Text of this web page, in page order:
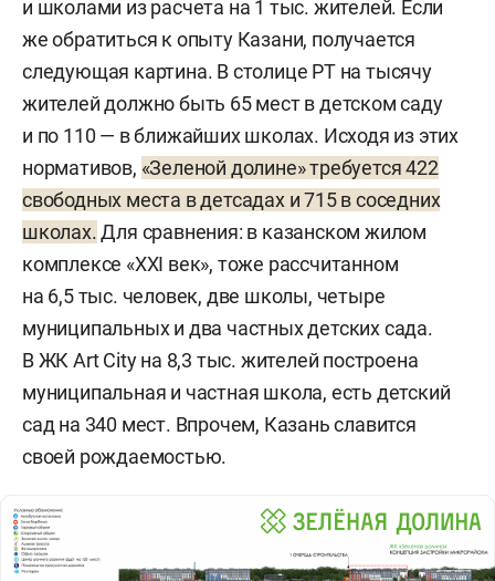
и школами из расчета на 1 тыс. жителей. Если
же обратиться к опыту Казани, получается
следующая картина. В столице РТ на тысячу
жителей должно быть 65 мест в детском саду
и по 110 — в ближайших школах. Исходя из этих
нормативов, «Зеленой долине» требуется 422
свободных места в детсадах и 715 в соседних
школах.Для сравнения: в казанском жилом
комплексе «XXI век», тоже рассчитанном
на 6,5 тыс. человек, две школы, четыре
муниципальных и два частных детских сада.
В ЖК Art City на 8,3 тыс. жителей построена
муниципальная и частная школа, есть детский
сад на 340 мест. Впрочем, Казань славится
своей рождаемостью.